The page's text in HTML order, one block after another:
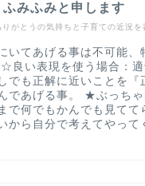
りがとうの気持ちと子育ての近況を
ふみふみと申します
いてあげる事は不可能、
良い表現を使う場合：適
でも正解に近いことを『
であげる事。 ★ぶっちゃ
で何でもかんでも見てて
から自分で考えてやって